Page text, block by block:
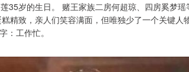
35岁的生日。 赌王家族二房何超琼、四房奚梦
精致，亲人们笑容满面，但唯独少了一个关键
：工作忙。